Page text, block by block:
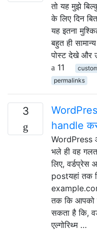
तो यह मुझे
के लिए दिन
यह इतना
बहुत ही
पोस्ट देखे और
11
permalinks
3
handle
WordPress
भले ही वह
लिए,
postयहां तक
तक कि आपको
सकता है कि,
एल्गोरिथ्म …